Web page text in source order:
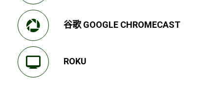
谷歌 GOOGLE CHROMECAST
ROKU